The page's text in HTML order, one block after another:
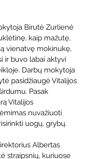
Birutė Zurlienė
kaip mažutę,
vienatvę mokinukę,
ir buvo labai aktyvi
Darbų mokytoja
pasidžiaugė Vitalijos
Pasak
Vitalijos
nuvažiuoti
uogų, grybų.
Albertas
straipsnių, kuriuose